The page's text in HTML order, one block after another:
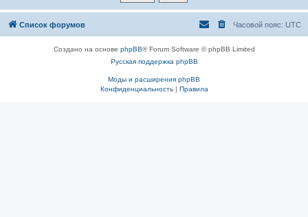
Список форумов Часовой пояс: UTC
Создано на основе phpBB® Forum Software © phpBB Limited
Русская поддержка phpBB
Моды и расширения phpBB
Конфиденциальность| Правила